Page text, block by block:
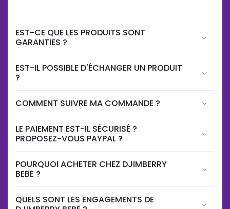
EST-CE QUE LES PRODUITS SONT
GARANTIES ?
EST-IL POSSIBLE D'ÉCHANGER UN PRODUIT
?
COMMENT SUIVRE MA COMMANDE ?
LE PAIEMENT EST-IL SÉCURISÉ ?
PROPOSEZ-VOUS PAYPAL ?
POURQUOI ACHETER CHEZ DJIMBERRY
BEBE ?
QUELS SONT LES ENGAGEMENTS DE